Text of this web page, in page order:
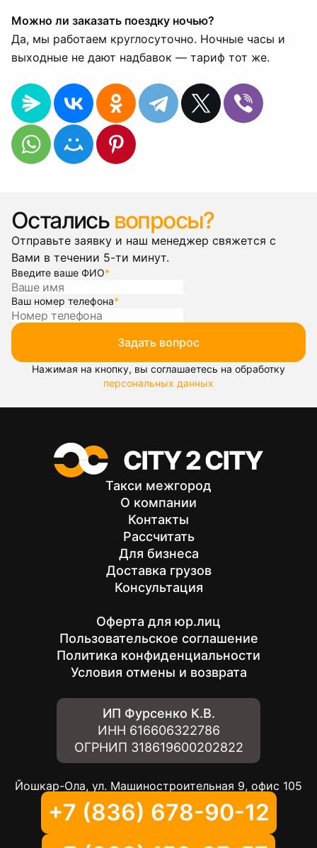
Можно ли заказать поездку ночью?
Да, мы работаем круглосуточно. Ночные часы и
выходные не дают надбавок — тариф тот же.
Остались вопросы?
Отправьте заявку и наш менеджер свяжется с
Вами в течении 5-ти минут.
Введите ваше ФИО*
Ваш номер телефона*
Задать вопрос
Нажимая на кнопку, вы соглашаетесь на обработку
персональных данных
Такси межгород
О компании
Контакты
Рассчитать
Для бизнеса
Доставка грузов
Консультация
Оферта для юр.лиц
Пользовательское соглашение
Политика конфиденциальности
Условия отмены и возврата
ИП Фурсенко К.В.
ИНН 616606322786
ОГРНИП 318619600202822
Йошкар-Ола, ул. Машиностроительная 9, офис 105
+7 (836) 678-90-12